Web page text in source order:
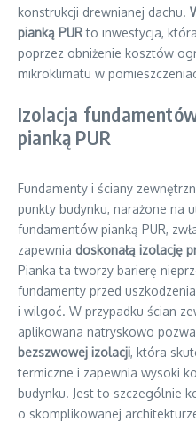
konstrukcji drewnianej dachu.
pianką PURto inwestycja,
poprzez obniżenie kosztów
mikroklimatu w
Izolacja
pianką PUR
Fundamenty i ściany
punkty budynku, narażone na
fundamentów pianką PUR,
zapewnia doskonałą izolację
Pianka ta tworzy barierę
fundamenty przed
i wilgoć. W przypadku ścian
aplikowana natryskowo
bezszwowej izolacji, która
termiczne i zapewnia wysoki
budynku. Jest to szczególnie
o skomplikowanej